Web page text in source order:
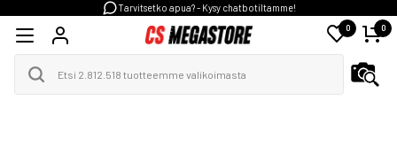
Tarvitsetko apua? - Kysy chatbotiltamme!
0 0